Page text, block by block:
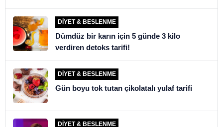
DIYET & BESLENME
Dümdüz bir karın için 5 günde 3 kilo
verdiren detoks tarifi!
DIYET & BESLENME
Gün boyu tok tutan çikolatalı yulaf tarifi
DIYET & BESLENME